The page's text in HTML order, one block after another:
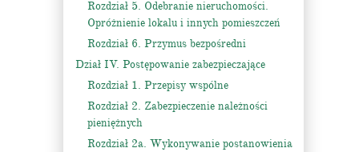
Rozdział 5. Odebranie nieruchomości.
Opróżnienie lokalu i innych pomieszczeń
Rozdział 6. Przymus bezpośredni
Dział IV. Postępowanie zabezpieczające
Rozdział 1. Przepisy wspólne
Rozdział 2. Zabezpieczenie należności
pieniężnych
Rozdział 2a. Wykonywanie postanowienia